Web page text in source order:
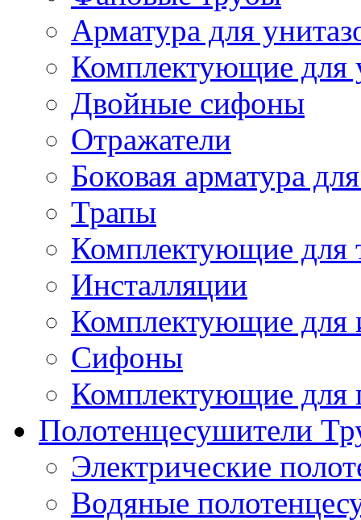
Арматура для
Комплектующие для
Двойные сифоны
Отражатели
Боковая арматура
Трапы
Комплектующие для
Инсталляции
Комплектующие для
Сифоны
Комплектующие для
Полотенцесушители
Электрические
Водяные